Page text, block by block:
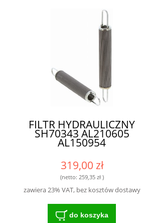
FILTR HYDRAULICZNY
SH70343 AL210605
AL150954
319,00 zł
(netto: 259,35 zł)
zawiera 23% VAT, bez kosztów dostawy
do koszyka